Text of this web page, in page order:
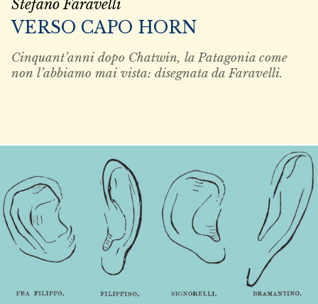
Stefano Faravelli
VERSO CAPO HORN
Cinquant’anni dopo Chatwin, la Patagonia come
non l’abbiamo mai vista: disegnata da Faravelli.